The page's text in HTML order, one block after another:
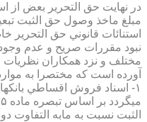
در نهايت حق التحرير بعض از
مبلغ ماخذ وصول حق الثبت
استنائات قانوني حق التحرير
نبود مقررات صريح و عدم
مختلف و نزد همكاران نظريات
آورده است كه مختصرا به
۱- اسناد فروش اقساطي
الثبت نسبت به مابه